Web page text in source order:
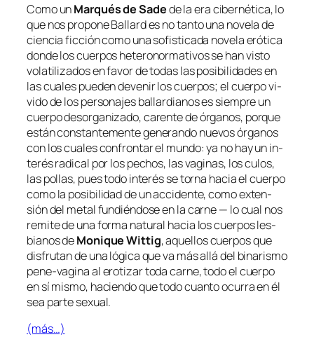
Como unMarqués de Sadede la era ci­ber­né­ti­ca, lo
que nos pro­po­ne Ballard es no tan­to una no­ve­la de
cien­cia fic­ción co­mo una so­fis­ti­ca­da no­ve­la eró­ti­ca
don­de los cuer­pos he­te­ro­nor­ma­ti­vos se han vis­to
vo­la­ti­li­za­dos en fa­vor de to­das las po­si­bi­li­da­des en
las cua­les pue­den de­ve­nir los cuer­pos; el cuer­po vi­
vi­do de los per­so­na­jes ba­llar­dia­nos es siem­pre un
cuer­po des­or­ga­ni­za­do, ca­ren­te de ór­ga­nos, por­que
es­tán cons­tan­te­men­te ge­ne­ran­do nue­vos ór­ga­nos
con los cua­les con­fron­tar el mun­do: ya no hay un in­
te­rés ra­di­cal por los pe­chos, las va­gi­nas, los cu­los,
las po­llas, pues to­do in­te­rés se tor­na ha­cia el cuer­po
co­mo la po­si­bi­li­dad de un ac­ci­den­te, co­mo ex­ten­
sión del me­tal fun­dién­do­se en la car­ne — lo cual nos
re­mi­te de una for­ma na­tu­ral ha­cia los cuer­pos les­
bia­nos deMonique Wittig, aque­llos cuer­pos que
dis­fru­tan de una ló­gi­ca que va más allá del bi­na­ris­mo
pene-vaginaal ero­ti­zar to­da car­ne, to­do el cuer­po
en sí mis­mo, ha­cien­do que to­do cuan­to ocu­rra en él
sea par­te sexual.
(más…)